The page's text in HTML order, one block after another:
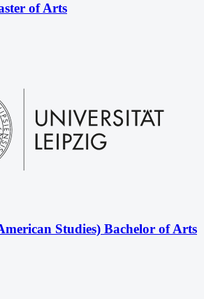
of Arts
Studies) Bachelor of Arts